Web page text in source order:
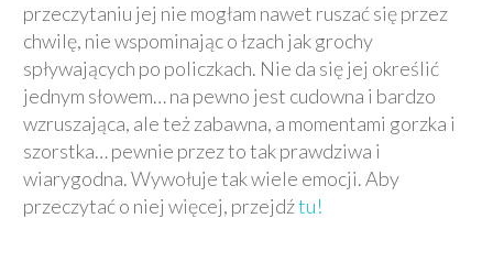
przeczytaniu jej nie mogłam nawet ruszać się przez
chwilę, nie wspominając o łzach jak grochy
spływających po policzkach. Nie da się jej określić
jednym słowem… na pewno jest cudowna i bardzo
wzruszająca, ale też zabawna, a momentami gorzka i
szorstka… pewnie przez to tak prawdziwa i
wiarygodna. Wywołuje tak wiele emocji. Aby
przeczytać o niej więcej, przejdźtu!